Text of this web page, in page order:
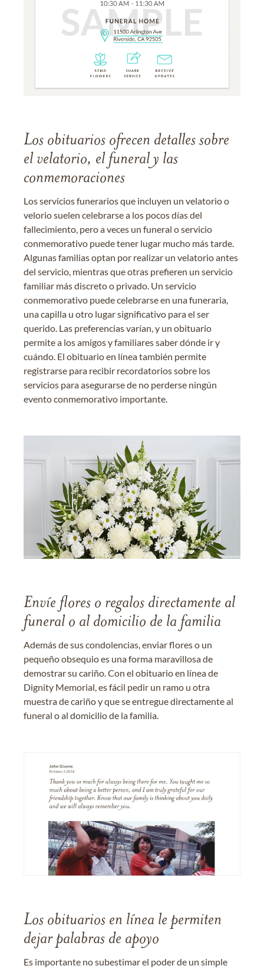
Los obituarios ofrecen detalles sobre
el velatorio, el funeral y las
conmemoraciones
Los servicios funerarios que incluyen un velatorio o
velorio suelen celebrarse a los pocos días del
fallecimiento, pero a veces un funeral o servicio
conmemorativo puede tener lugar mucho más tarde.
Algunas familias optan por realizar un velatorio antes
del servicio, mientras que otras prefieren un servicio
familiar más discreto o privado. Un servicio
conmemorativo puede celebrarse en una funeraria,
una capilla u otro lugar significativo para el ser
querido. Las preferencias varían, y un obituario
permite a los amigos y familiares saber dónde ir y
cuándo. El obituario en línea también permite
registrarse para recibir recordatorios sobre los
servicios para asegurarse de no perderse ningún
evento conmemorativo importante.
Envíe flores o regalos directamente al
funeral o al domicilio de la familia
Además de sus condolencias, enviar flores o un
pequeño obsequio es una forma maravillosa de
demostrar su cariño. Con el obituario en línea de
Dignity Memorial, es fácil pedir un ramo u otra
muestra de cariño y que se entregue directamente al
funeral o al domicilio de la familia.
Los obituarios en línea le permiten
dejar palabras de apoyo
Es importante no subestimar el poder de un simple